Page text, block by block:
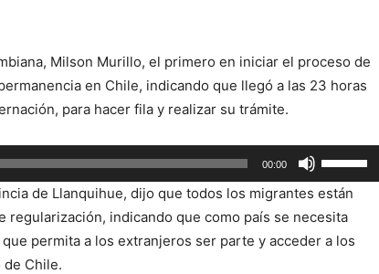
Milson Murillo, el primero en iniciar el proceso de
en Chile, indicando que llegó a las 23 horas
para hacer fila y realizar su trámite.
00:00
las
teclas
de
flecha
de Llanquihue, dijo que todos los migrantes están
regularización, indicando que como país se necesita
permita a los extranjeros ser parte y acceder a los
Chile.